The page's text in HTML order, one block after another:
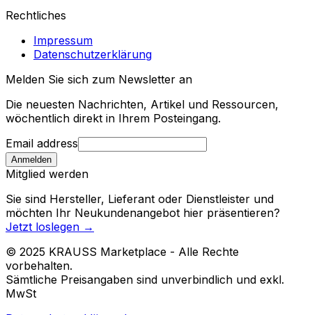
Rechtliches
Impressum
Datenschutzerklärung
Melden Sie sich zum Newsletter an
Die neuesten Nachrichten, Artikel und Ressourcen,
wöchentlich direkt in Ihrem Posteingang.
Email address
Anmelden
Mitglied werden
Sie sind Hersteller, Lieferant oder Dienstleister und
möchten Ihr Neukundenangebot hier präsentieren?
Jetzt loslegen →
© 2025 KRAUSS Marketplace - Alle Rechte
vorbehalten.
Sämtliche Preisangaben sind unverbindlich und exkl.
MwSt